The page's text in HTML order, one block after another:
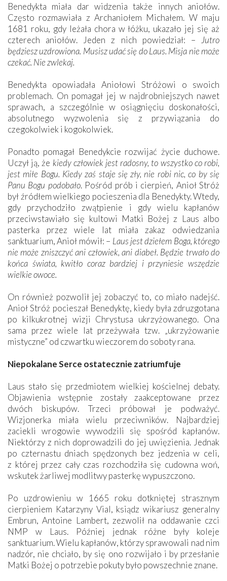
Benedykta miała dar widzenia także innych aniołów.
Często rozmawiała z Archaniołem Michałem. W maju
1681 roku, gdy leżała chora w łóżku, ukazało jej się aż
czterech aniołów. Jeden z nich powiedział: –
Jutro
będziesz uzdrowiona. Musisz udać się do Laus. Misja nie może
czekać. Nie ­zwlekaj.
Benedykta opowiadała Aniołowi Stróżowi o swoich
problemach. On pomagał jej w najdrobniejszych nawet
sprawach, a szczególnie w osiągnięciu doskonałości,
absolutnego wyzwolenia się z przywiązania do
czegokolwiek i kogokolwiek.
Ponadto pomagał Benedykcie rozwijać życie duchowe.
Uczył ją, że kiedy człowiek jest radosny, to wszystko co robi,
jest miłe Bogu. Kiedy zaś staje się zły, nie robi nic, co by się
Panu Bogu podobało. Pośród prób i cierpień, Anioł Stróż
był źródłem wielkiego pocieszenia dla Benedykty. Wtedy,
gdy przychodziło zwątpienie i gdy wielu kapłanów
przeciwstawiało się kultowi Matki Bożej z Laus albo
pasterka przez wiele lat miała zakaz odwiedzania
sanktuarium, Anioł mówił: – Laus jest dziełem Boga, którego
nie może zniszczyć ani człowiek, ani diabeł. Będzie trwało do
końca świata, kwitło coraz bardziej i przyniesie wszędzie
wielkie owoce.
On również pozwolił jej zobaczyć to, co miało nadejść.
Anioł Stróż pocieszał Benedyktę, kiedy była zdruzgotana
po kilkukrotnej wizji Chrystusa ukrzyżowanego. Ona
sama przez wiele lat przeżywała tzw. „ukrzyżowanie
mistyczne” od czwartku wieczorem do soboty rana.
Niepokalane Serce ostatecznie zatriumfuje
Laus stało się przedmiotem wielkiej kościelnej debaty.
Objawienia wstępnie zostały zaakceptowane przez
dwóch biskupów. Trzeci próbował je podważyć.
Wizjonerka miała wielu przeciwników. Najbardziej
zaciekli wrogowie wywodzili się spośród kapłanów.
Niektórzy z nich doprowadzili do jej uwięzienia. Jednak
po czternastu dniach spędzonych bez jedzenia w celi,
z której przez cały czas rozchodziła się cudowna woń,
wskutek żarliwej modlitwy pasterkę wypuszczono.
Po uzdrowieniu w 1665 roku dotkniętej strasznym
cierpieniem Katarzyny Vial, ksiądz wikariusz generalny
Embrun, Antoine Lambert, zezwolił na oddawanie czci
NMP w Laus. Później jednak różne były koleje
sanktuarium. Wielu kapłanów, którzy sprawowali nad nim
nadzór, nie chciało, by się ono rozwijało i by przesłanie
Matki Bożej o potrzebie pokuty było powszechnie znane.